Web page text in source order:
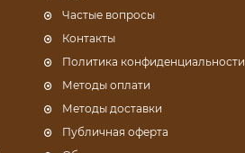
Частые вопросы
Контакты
Политика конфиденциальности
Методы оплати
Методы доставки
Публичная оферта